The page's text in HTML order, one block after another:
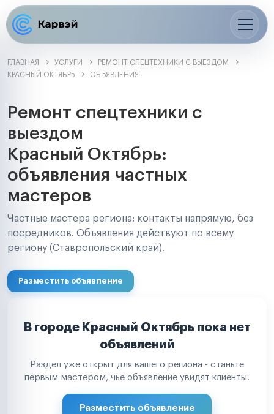
ГЛАВНАЯ УСЛУГИ
РЕМОНТ СПЕЦТЕХНИКИ С ВЫЕЗДОМ
КРАСНЫЙ ОКТЯБРЬ
ОБЪЯВЛЕНИЯ
Ремонт спецтехники с
выездом
Красный Октябрь:
объявления частных
мастеров
Частные мастера региона: контакты напрямую, без
посредников. Объявления действуют по всему
региону (Ставропольский край).
Разместить объявление
В городе Красный Октябрь пока нет
объявлений
Раздел уже открыт для вашего региона - станьте
первым мастером, чьё объявление увидят клиенты.
Разместить объявление